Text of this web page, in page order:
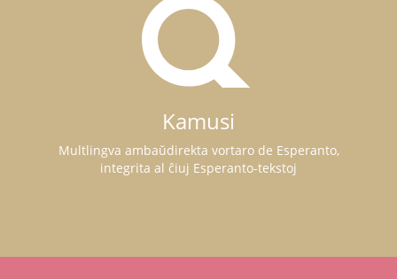
Kamusi
Multlingva ambaŭdirekta vortaro de Esperanto,
integrita al ĉiuj Esperanto-tekstoj